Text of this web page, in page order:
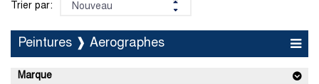
Trier par:
Peintures ❱ Aerographes
Marque